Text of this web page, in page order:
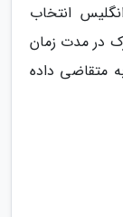
انتخاب
در مدت زمان
متقاضی داده